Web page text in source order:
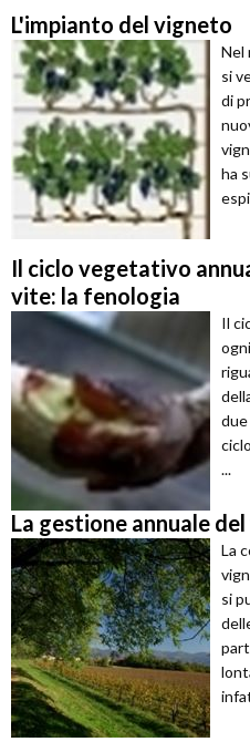
L'impianto del vigneto
Nel
si
di
ha
Il ciclo vegetativo
vite: la fenologia
Il
...
La gestione annuale
La
si